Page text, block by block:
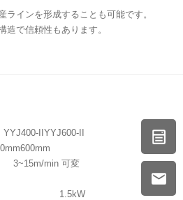
ラインを形成することも可能です。
造で信頼性もあります。
YYJ400-IIYYJ600-II
600mm
3~15m/min 可変
1.5kW